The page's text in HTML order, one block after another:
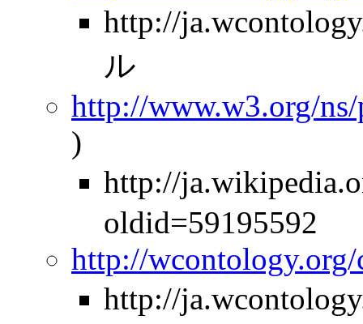
http://
ル
http://www.w3.org/
)
http://
oldid=59195592
http://wcontology.org/
http://